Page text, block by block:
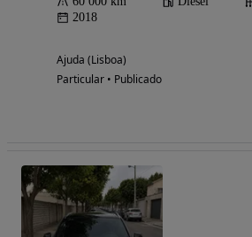
2018
Ajuda (Lisboa)
Particular • Publicado